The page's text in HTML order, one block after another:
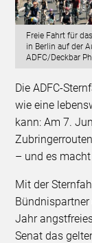
Freie Fahrt für
in Berlin auf der
ADFC/Deckbar
Die ADFC-
wie eine
kann: Am 7.
– und es macht
Mit der
Jahr
Senat das